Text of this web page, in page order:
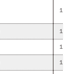
１
１
１
１